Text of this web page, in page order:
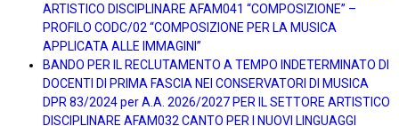
ARTISTICO DISCIPLINARE AFAM041 “COMPOSIZIONE” –
PROFILO CODC/02 “COMPOSIZIONE PER LA MUSICA
APPLICATA ALLE IMMAGINI”
BANDO PER IL RECLUTAMENTO A TEMPO INDETERMINATO DI
DOCENTI DI PRIMA FASCIA NEI CONSERVATORI DI MUSICA
DPR 83/2024 per A.A. 2026/2027 PER IL SETTORE ARTISTICO
DISCIPLINARE AFAM032 CANTO PER I NUOVI LINGUAGGI